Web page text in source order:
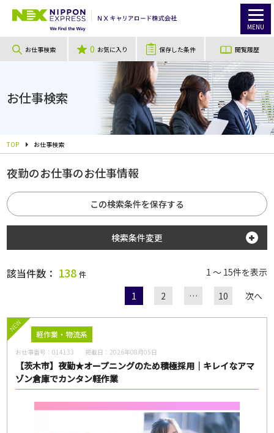
MENU
お仕事検索 0 お気に入り 保存した条件 閲覧履歴
お仕事検索
TOP お仕事検索
該当件数： 138 件
1 ～ 15件を表示
1
2 … 10 次へ
NEW
軽作業・物流系
お仕事番号：014133 掲載日： 2026年08月05日
【茨木市】夜勤★オープニングのため積極採用｜キレイなアマ
ゾン倉庫でカンタン軽作業
夜勤のお仕事のお仕事情報
この検索条件を保存する
検索条件変更
給与
雇用形態
紹介予定派遣